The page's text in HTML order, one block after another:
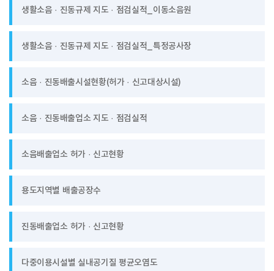
생활소음 · 진동규제 지도 · 점검실적_이동소음원
생활소음 · 진동규제 지도 · 점검실적_특정공사장
소음 · 진동배출시설현황(허가 · 신고대상시설)
소음 · 진동배출업소 지도 · 점검실적
소음배출업소 허가 · 신고현황
용도지역별 배출공장수
진동배출업소 허가 · 신고현황
다중이용시설별 실내공기질 평균오염도